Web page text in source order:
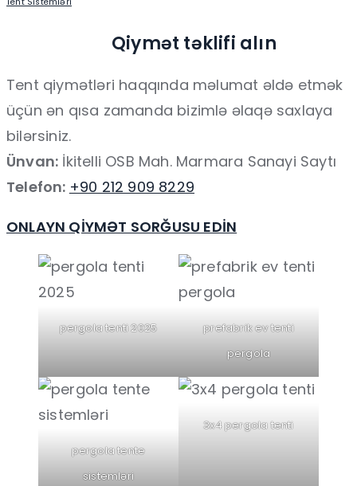
Qiymət təklifi alın
Tent qiymətləri haqqında məlumat əldə etmək
üçün ən qısa zamanda bizimlə əlaqə saxlaya
bilərsiniz.
Ünvan: İkitelli OSB Mah. Marmara Sanayi Saytı
Telefon: +90 212 909 8229
ONLAYN QİYMƏT SORĞUSU EDİN
pergola tenti 2025
prefabrik ev tenti
pergola
pergola tente
sistemləri
3x4 pergola tenti